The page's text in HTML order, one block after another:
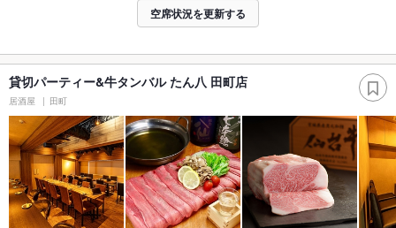
空席状況を更新する
貸切パーティー&牛タンバル たん八 田町店
居酒屋 田町